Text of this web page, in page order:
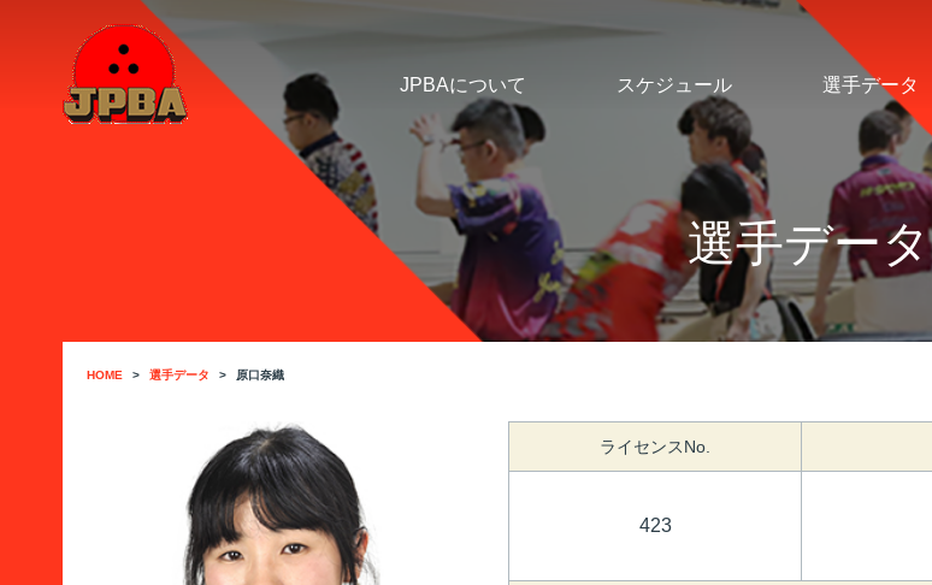
JPBAについて スケジュール 選手データ
選手データ
HOME 選手データ 原口奈織
ライセンスNo.
423